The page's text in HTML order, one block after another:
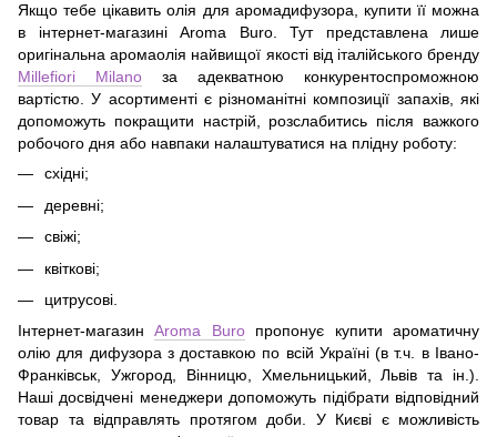
Якщо тебе цікавить олія для аромадифузора, купити її можна
в інтернет-магазині Aroma Buro. Тут представлена лише
оригінальна аромаолія найвищої якості від італійського бренду
Millefiori Milano за адекватною конкурентоспроможною
вартістю. У асортименті є різноманітні композиції запахів, які
допоможуть покращити настрій, розслабитись після важкого
робочого дня або навпаки налаштуватися на плідну роботу:
східні;
деревні;
свіжі;
квіткові;
цитрусові.
Інтернет-магазинAroma Buroпропонує купити ароматичну
олію для дифузора з доставкою по всій Україні (в т.ч. в Івано-
Франківськ, Ужгород, Вінницю, Хмельницький, Львів та ін.).
Наші досвідчені менеджери допоможуть підібрати відповідний
товар та відправлять протягом доби. У Києві є можливість